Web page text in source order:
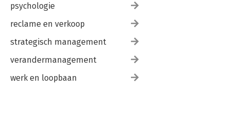
psychologie
reclame en verkoop
strategisch management
verandermanagement
werk en loopbaan